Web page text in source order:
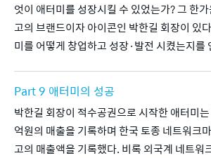
엇이 애터미를 성장시킬 수 있었는가? 그 한
고의 브랜드이자 아이콘인 박한길 회장이 있
미를 어떻게 창업하고 성장·발전 시켰는지를
Part 9 애터미의 성공
박한길 회장이 적수공권으로 시작한 애터미
억원의 매출을 기록하며 한국 토종 네트워크
고의 매출액을 기록했다. 비록 외국계 네트워